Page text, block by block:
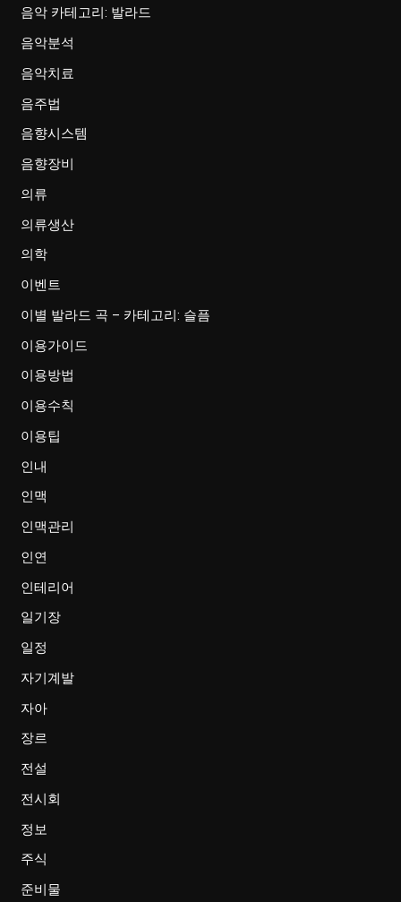
음악 카테고리: 발라드
음악분석
음악치료
음주법
음향시스템
음향장비
의류
의류생산
의학
이벤트
이별 발라드 곡 – 카테고리: 슬픔
이용가이드
이용방법
이용수칙
이용팁
인내
인맥
인맥관리
인연
인테리어
일기장
일정
자기계발
자아
장르
전설
전시회
정보
주식
준비물